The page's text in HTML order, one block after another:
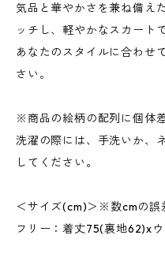
気品と華やかさを兼ね備え
ッチし、軽やかなスカート
あなたのスタイルに合わせ
さい。
※商品の絵柄の配列に個体
洗濯の際には、手洗いか、
してください。
＜サイズ(cm)＞※数cmの誤
フリー：着丈75(裏地62)x